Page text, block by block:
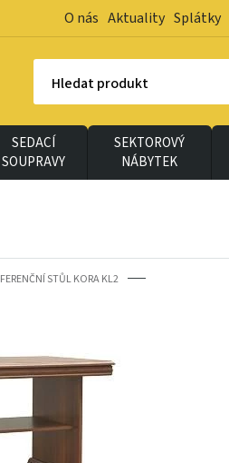
O nás Aktuality Splátky
Hledat produkt
SEDACÍ
SOUPRAVY
SEKTOROVÝ
NÁBYTEK
STŮL KORA KL2